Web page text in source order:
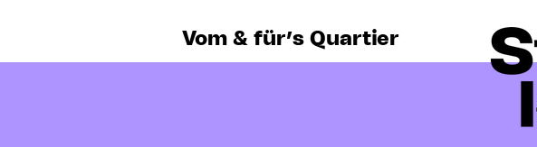
Vom & für’s Quartier